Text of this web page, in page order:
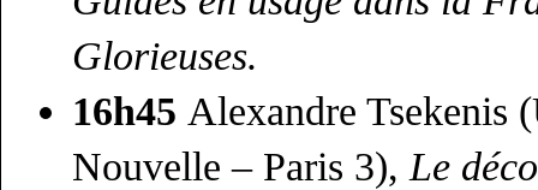
Glorieuses.
16h45 Alexandre Tsekenis
Nouvelle – Paris 3), Le